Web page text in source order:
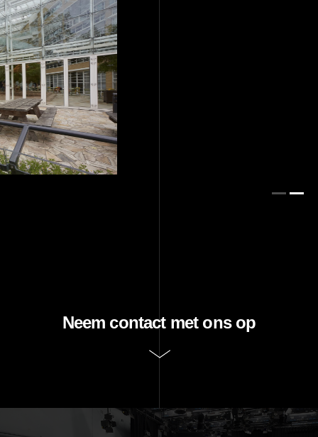
Neem contact met ons op